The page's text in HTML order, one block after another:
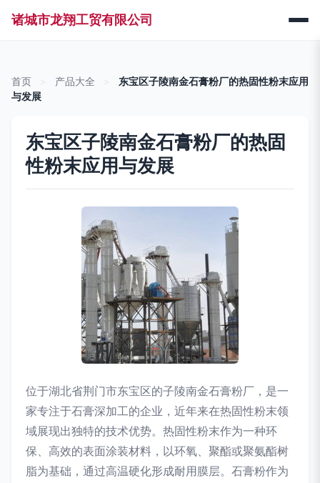
诸城市龙翔工贸有限公司
首页 产品大全
东宝区子陵南金石膏粉厂的热固性粉末应用
与发展
东宝区子陵南金石膏粉厂的热固
性粉末应用与发展
位于湖北省荆门市东宝区的子陵南金石膏粉厂，是一
家专注于石膏深加工的企业，近年来在热固性粉末领
域展现出独特的技术优势。热固性粉末作为一种环
保、高效的表面涂装材料，以环氧、聚酯或聚氨酯树
脂为基础，通过高温硬化形成耐用膜层。石膏粉作为